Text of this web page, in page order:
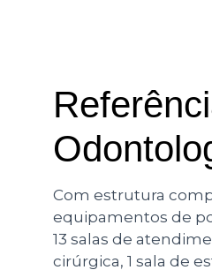
Com estrutura
equipamentos de
13 salas de
cirúrgica, 1 sala de